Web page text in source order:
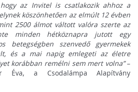
hogy az Invitel is csatlakozik ahhoz a
köszönhetően az elmúlt 12 évben
2500 álmot váltott valóra szerte az
minden hétköznapra jutott egy
betegségben szenvedő gyermekek
és a mai napig emlegeti az életre
korábban remélni sem mert volna”–
Éva, a Csodalámpa Alapítvány